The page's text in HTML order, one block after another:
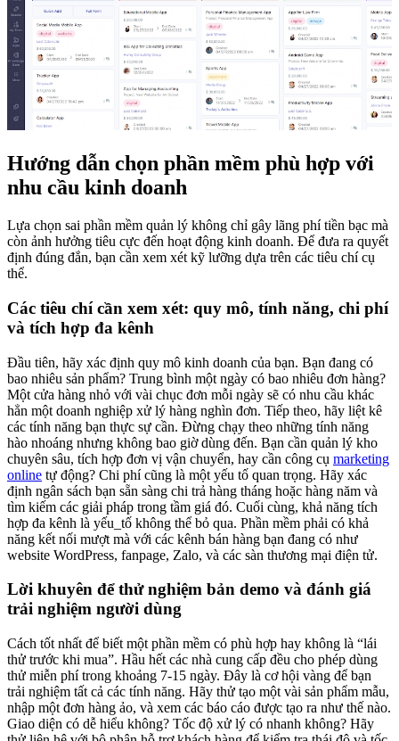
Hướng dẫn chọn phần mềm phù hợp với
nhu cầu kinh doanh
Lựa chọn sai phần mềm quản lý không chỉ gây lãng phí tiền bạc mà
còn ảnh hưởng tiêu cực đến hoạt động kinh doanh. Để đưa ra quyết
định đúng đắn, bạn cần xem xét kỹ lưỡng dựa trên các tiêu chí cụ
thể.
Các tiêu chí cần xem xét: quy mô, tính năng, chi phí
và tích hợp đa kênh
Đầu tiên, hãy xác định quy mô kinh doanh của bạn. Bạn đang có
bao nhiêu sản phẩm? Trung bình một ngày có bao nhiêu đơn hàng?
Một cửa hàng nhỏ với vài chục đơn mỗi ngày sẽ có nhu cầu khác
hẳn một doanh nghiệp xử lý hàng nghìn đơn. Tiếp theo, hãy liệt kê
các tính năng bạn thực sự cần. Đừng chạy theo những tính năng
hào nhoáng nhưng không bao giờ dùng đến. Bạn cần quản lý kho
chuyên sâu, tích hợp đơn vị vận chuyển, hay cần công cụ marketing
online tự động? Chi phí cũng là một yếu tố quan trọng. Hãy xác
định ngân sách bạn sẵn sàng chi trả hàng tháng hoặc hàng năm và
tìm kiếm các giải pháp trong tầm giá đó. Cuối cùng, khả năng tích
hợp đa kênh là yếu_tố không thể bỏ qua. Phần mềm phải có khả
năng kết nối mượt mà với các kênh bán hàng bạn đang có như
website WordPress, fanpage, Zalo, và các sàn thương mại điện tử.
Lời khuyên để thử nghiệm bản demo và đánh giá
trải nghiệm người dùng
Cách tốt nhất để biết một phần mềm có phù hợp hay không là “lái
thử trước khi mua”. Hầu hết các nhà cung cấp đều cho phép dùng
thử miễn phí trong khoảng 7-15 ngày. Đây là cơ hội vàng để bạn
trải nghiệm tất cả các tính năng. Hãy thử tạo một vài sản phẩm mẫu,
nhập một đơn hàng ảo, và xem các báo cáo được tạo ra như thế nào.
Giao diện có dễ hiểu không? Tốc độ xử lý có nhanh không? Hãy